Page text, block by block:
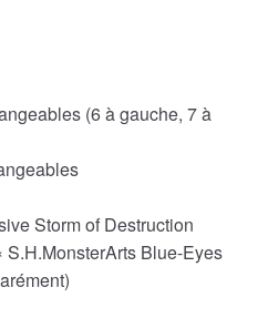
(6 à gauche, 7 à
Storm of Destruction
S.H.MonsterArts Blue-Eyes